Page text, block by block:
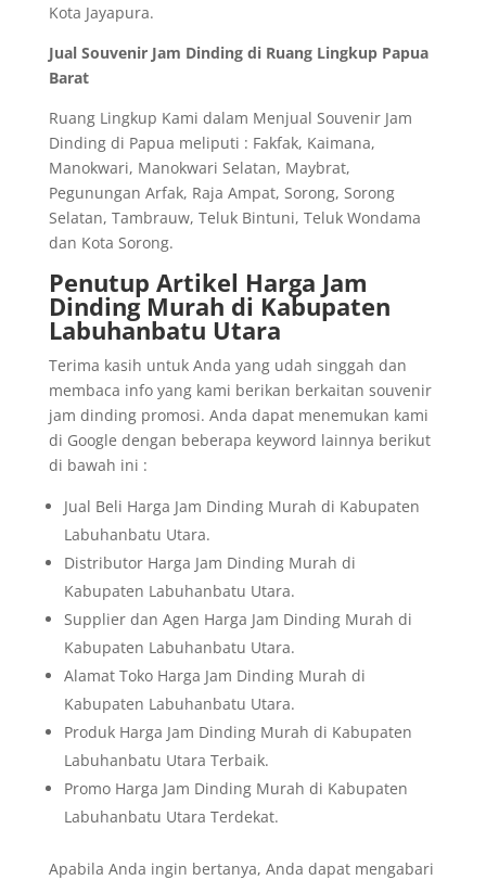
Kota Jayapura.
Jual Souvenir Jam Dinding di Ruang Lingkup Papua
Barat
Ruang Lingkup Kami dalam Menjual Souvenir Jam
Dinding di Papua meliputi : Fakfak, Kaimana,
Manokwari, Manokwari Selatan, Maybrat,
Pegunungan Arfak, Raja Ampat, Sorong, Sorong
Selatan, Tambrauw, Teluk Bintuni, Teluk Wondama
dan Kota Sorong.
Penutup Artikel Harga Jam
Dinding Murah di Kabupaten
Labuhanbatu Utara
Terima kasih untuk Anda yang udah singgah dan
membaca info yang kami berikan berkaitan souvenir
jam dinding promosi. Anda dapat menemukan kami
di Google dengan beberapa keyword lainnya berikut
di bawah ini :
Jual Beli Harga Jam Dinding Murah di Kabupaten
Labuhanbatu Utara.
Distributor Harga Jam Dinding Murah di
Kabupaten Labuhanbatu Utara.
Supplier dan Agen Harga Jam Dinding Murah di
Kabupaten Labuhanbatu Utara.
Alamat Toko Harga Jam Dinding Murah di
Kabupaten Labuhanbatu Utara.
Produk Harga Jam Dinding Murah di Kabupaten
Labuhanbatu Utara Terbaik.
Promo Harga Jam Dinding Murah di Kabupaten
Labuhanbatu Utara Terdekat.
Apabila Anda ingin bertanya, Anda dapat mengabari